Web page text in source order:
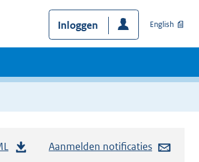
Inloggen English
Aanmelden notificaties